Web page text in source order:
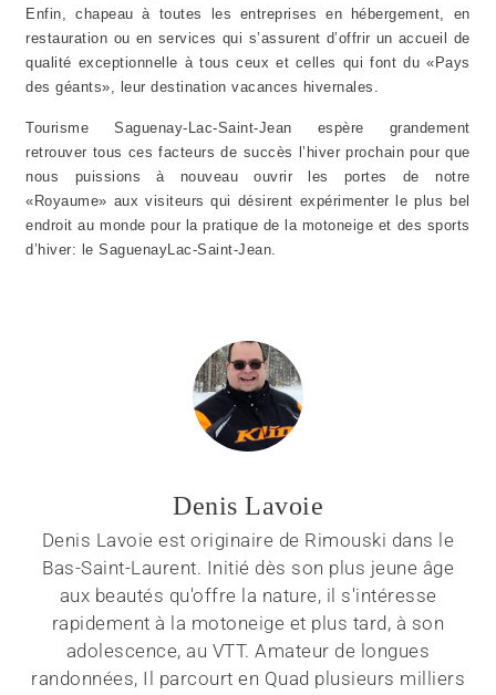
Enfin, chapeau à toutes les entreprises en hébergement, en
restauration ou en services qui s’assurent d’offrir un accueil de
qualité exceptionnelle à tous ceux et celles qui font du «Pays
des géants», leur destination vacances hivernales.
Tourisme Saguenay-Lac-Saint-Jean espère grandement
retrouver tous ces facteurs de succès l’hiver prochain pour que
nous puissions à nouveau ouvrir les portes de notre
«Royaume» aux visiteurs qui désirent expérimenter le plus bel
endroit au monde pour la pratique de la motoneige et des sports
d’hiver: le SaguenayLac-Saint-Jean.
Denis Lavoie
Denis Lavoie est originaire de Rimouski dans le
Bas-Saint-Laurent. Initié dès son plus jeune âge
aux beautés qu'offre la nature, il s'intéresse
rapidement à la motoneige et plus tard, à son
adolescence, au VTT. Amateur de longues
randonnées, Il parcourt en Quad plusieurs milliers